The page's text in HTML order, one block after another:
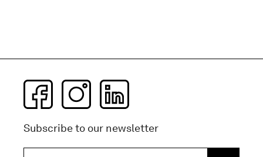
Subscribe to our newsletter